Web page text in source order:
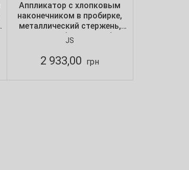
Аппликатор с хлопковым
наконечником в пробирке,
металлический стержень,
среда Amies (100 шт./уп.), JS
JS
2 933,00 грн